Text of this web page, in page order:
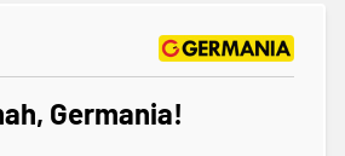
Germania!